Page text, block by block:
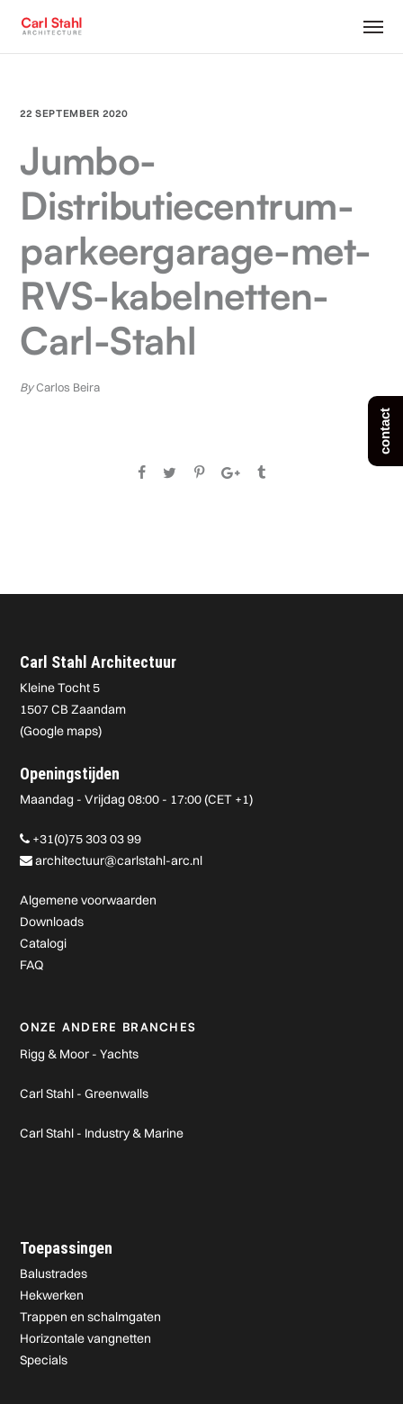
22 SEPTEMBER 2020
Jumbo-
Distributiecentrum-
parkeergarage-met-
RVS-kabelnetten-
Carl-Stahl
ByCarlos Beira
Carl Stahl Architectuur
Kleine Tocht 5
1507 CB Zaandam
(Google maps)
Openingstijden
Maandag - Vrijdag 08:00 - 17:00 (CET +1)
+31(0)75 303 03 99
architectuur@carlstahl-arc.nl
Algemene voorwaarden
Downloads
Catalogi
FAQ
ONZE ANDERE BRANCHES
Rigg & Moor - Yachts
Carl Stahl - Greenwalls
Carl Stahl - Industry & Marine
Toepassingen
Balustrades
Hekwerken
Trappen en schalmgaten
Horizontale vangnetten
Specials
contact